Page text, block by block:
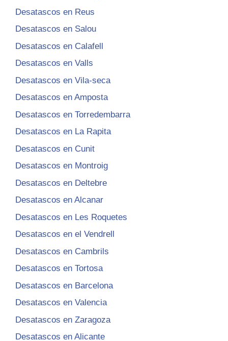
Desatascos en Reus
Desatascos en Salou
Desatascos en Calafell
Desatascos en Valls
Desatascos en Vila-seca
Desatascos en Amposta
Desatascos en Torredembarra
Desatascos en La Rapita
Desatascos en Cunit
Desatascos en Montroig
Desatascos en Deltebre
Desatascos en Alcanar
Desatascos en Les Roquetes
Desatascos en el Vendrell
Desatascos en Cambrils
Desatascos en Tortosa
Desatascos en Barcelona
Desatascos en Valencia
Desatascos en Zaragoza
Desatascos en Alicante